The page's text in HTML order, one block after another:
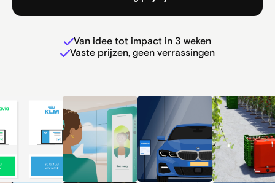
Van idee tot impact in 3 weken
Vaste prijzen, geen verrassingen